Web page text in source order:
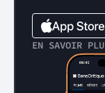
EN SAVOIR